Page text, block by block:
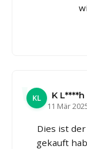
KL
K L****h
11 Mär
Dies ist
gekauft